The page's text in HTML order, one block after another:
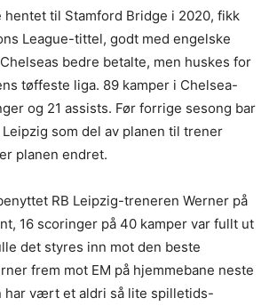
hentet til Stamford Bridge i 2020, fikk
League-tittel, godt med engelske
bedre betalte, men huskes for
tøffeste liga. 89 kamper i Chelsea-
og 21 assists. Før forrige sesong bar
som del av planen til trener
planen endret.
RB Leipzig-treneren Werner på
16 scoringer på 40 kamper var fullt ut
det styres inn mot den beste
frem mot EM på hjemmebane neste
har vært et aldri så lite spilletids-